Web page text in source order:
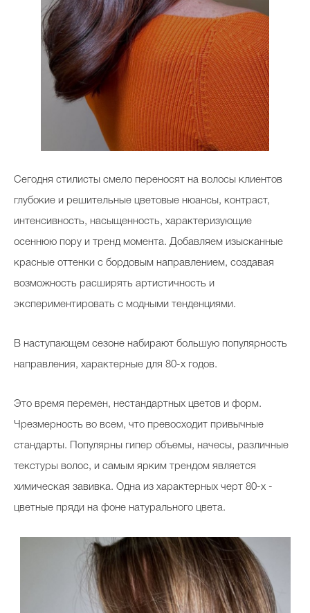
Сегодня стилисты смело переносят на волосы клиентов
глубокие и решительные цветовые нюансы, контраст,
интенсивность, насыщенность, характеризующие
осеннюю пору и тренд момента. Добавляем изысканные
красные оттенки с бордовым направлением, создавая
возможность расширять артистичность и
экспериментировать с модными тенденциями.
В наступающем сезоне набирают большую популярность
направления, характерные для 80-х годов.
Это время перемен, нестандартных цветов и форм.
Чрезмерность во всем, что превосходит привычные
стандарты. Популярны гипер объемы, начесы, различные
текстуры волос, и самым ярким трендом является
химическая завивка. Одна из характерных черт 80-х -
цветные пряди на фоне натурального цвета.